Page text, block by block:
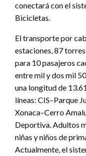
conectará con el
Bicicletas.
El transporte por
estaciones, 87
para 10 pasajeros
entre mil y dos mil
una longitud de
líneas: CIS–Parque
Xonaca–Cerro
Deportiva. Adultos
niñas y niños de
Actualmente, el